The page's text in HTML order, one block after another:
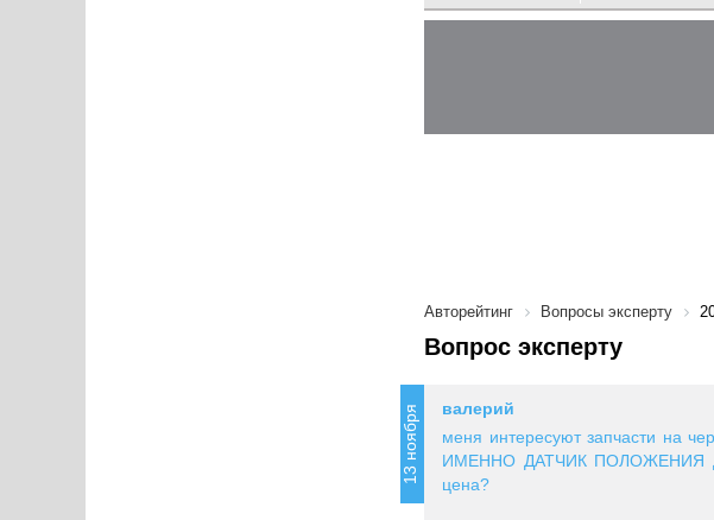
Авторейтинг Вопросы эксперту
Вопрос эксперту
13 ноября
валерий
меня интересуют запчасти на
ИМЕННО ДАТЧИК ПОЛОЖЕНИЯ
цена?